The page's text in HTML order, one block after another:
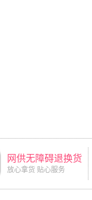
网供无障碍退换货
放心拿货 贴心服务